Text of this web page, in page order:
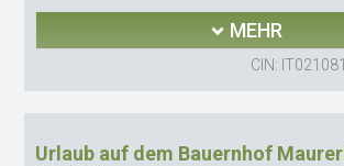
MEHR
CIN:
Urlaub auf dem Bauernhof